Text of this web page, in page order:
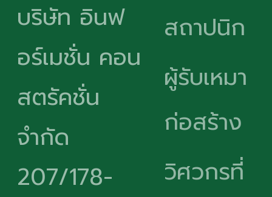
บริษัท อินฟ
อร์เมชั่น คอน
สตรัคชั่น
จำกัด
207/178-
สถาปนิก
ผู้รับเหมา
ก่อสร้าง
วิศวกรที่